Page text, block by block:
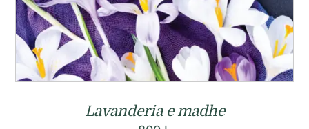
Lavanderia e madhe